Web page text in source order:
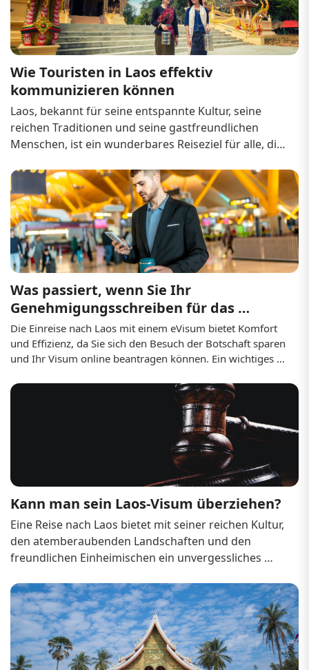
Wie Touristen in Laos effektiv
kommunizieren können
Laos, bekannt für seine entspannte Kultur, seine
reichen Traditionen und seine gastfreundlichen
Menschen, ist ein wunderbares Reiseziel für alle, die
zwar Englisch gesprochen, aber im Großteil des
Landes kommuniziert man auf Laotisch oder in a...
Was passiert, wenn Sie Ihr
Genehmigungsschreiben für das
laotische eVisum verlieren?
Die Einreise nach Laos mit einem eVisum bietet Komfort
und Effizienz, da Sie sich den Besuch der Botschaft sparen
und Ihr Visum online beantragen können. Ein wichtiges
eVisum-Genehmigungsschreiben , das Sie bei der
Einreisekontrolle vorlegen müssen. Der Verlust dieses
Schreibens kann stressig sein, aber mit den richtigen
Schritten können Sie das Problem beheben und Ihre Reise
Die Bedeutung des Genehmigungsschreibe...
Kann man sein Laos-Visum überziehen?
Eine Reise nach Laos bietet mit seiner reichen Kultur,
den atemberaubenden Landschaften und den
freundlichen Einheimischen ein unvergessliches
gewährleisten, ist es wichtig, die Visabestimmungen
zu kennen. Eine häufig gestellte Frage lautet: „Kann
man...